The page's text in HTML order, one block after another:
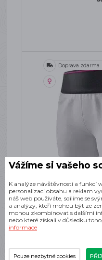
Doprava zdarma
DYNAFIT DNA
Dámské
Vážíme si vašeho
K analýze návštěvnosti a funkcí
personalizaci obsahu a reklam
náš web používáte, sdílíme se
a analýzy, kteří mohou být ze
mohou zkombinovat s dalšími
nebo které získali v důsledku
informace
Pouze nezbytné cookies